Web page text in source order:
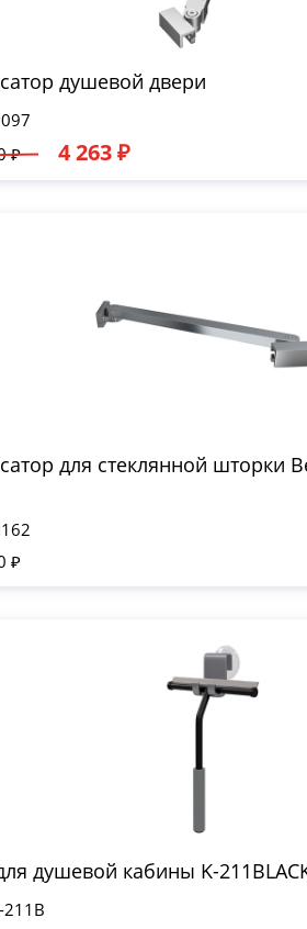
душевой двери
₽ 4 263 ₽
для стеклянной шторки
₽
душевой кабины K-
211B